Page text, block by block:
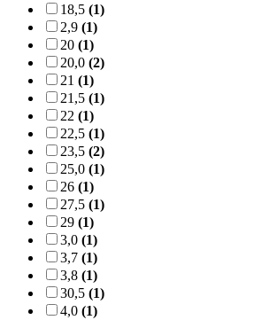
18,5 (1)
2,9 (1)
20 (1)
20,0 (2)
21 (1)
21,5 (1)
22 (1)
22,5 (1)
23,5 (2)
25,0 (1)
26 (1)
27,5 (1)
29 (1)
3,0 (1)
3,7 (1)
3,8 (1)
30,5 (1)
4,0 (1)